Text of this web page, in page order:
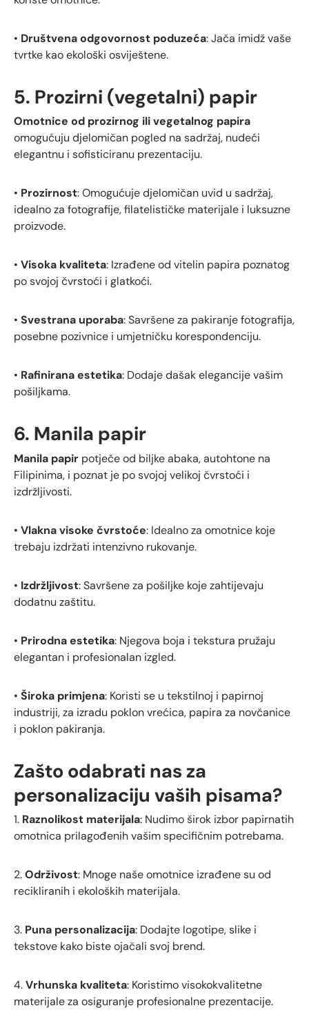
• Društvena odgovornost poduzeća: Jača imidž vaše
tvrtke kao ekološki osviještene.
5. Prozirni (vegetalni) papir
Omotnice od prozirnog ili vegetalnog papira
omogućuju djelomičan pogled na sadržaj, nudeći
elegantnu i sofisticiranu prezentaciju.
• Prozirnost: Omogućuje djelomičan uvid u sadržaj,
idealno za fotografije, filatelističke materijale i luksuzne
proizvode.
• Visoka kvaliteta: Izrađene od vitelin papira poznatog
po svojoj čvrstoći i glatkoći.
• Svestrana uporaba: Savršene za pakiranje fotografija,
posebne pozivnice i umjetničku korespondenciju.
• Rafinirana estetika: Dodaje dašak elegancije vašim
pošiljkama.
6. Manila papir
Manila papir potječe od biljke abaka, autohtone na
Filipinima, i poznat je po svojoj velikoj čvrstoći i
izdržljivosti.
• Vlakna visoke čvrstoće: Idealno za omotnice koje
trebaju izdržati intenzivno rukovanje.
• Izdržljivost: Savršene za pošiljke koje zahtijevaju
dodatnu zaštitu.
• Prirodna estetika: Njegova boja i tekstura pružaju
elegantan i profesionalan izgled.
• Široka primjena: Koristi se u tekstilnoj i papirnoj
industriji, za izradu poklon vrećica, papira za novčanice
i poklon pakiranja.
Zašto odabrati nas za
personalizaciju vaših pisama?
1. Raznolikost materijala: Nudimo širok izbor papirnatih
omotnica prilagođenih vašim specifičnim potrebama.
2.Održivost: Mnoge naše omotnice izrađene su od
recikliranih i ekoloških materijala.
3. Puna personalizacija: Dodajte logotipe, slike i
tekstove kako biste ojačali svoj brend.
4.Vrhunska kvaliteta: Koristimo visokokvalitetne
materijale za osiguranje profesionalne prezentacije.